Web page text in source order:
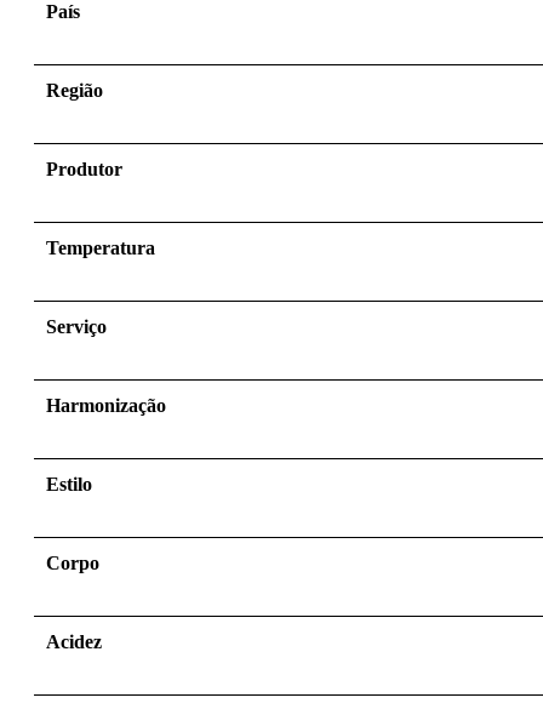
País
Região
Produtor
Temperatura
Serviço
Harmonização
Estilo
Corpo
Acidez